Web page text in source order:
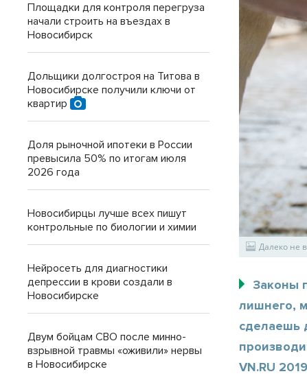
Далеко не
Законы
лишнего,
сделаешь
VN.RU
Площадки для контроля перегруза
начали строить на въездах в
Новосибирск
Дольщики долгостроя на Титова в
Новосибирске получили ключи от
квартир
Доля рыночной ипотеки в России
превысила 50% по итогам июля
2026 года
Новосибирцы лучше всех пишут
контрольные по биологии и химии
Нейросеть для диагностики
депрессии в крови создали в
Новосибирске
Двум бойцам СВО после минно-
взрывной травмы «оживили» нервы
в Новосибирске